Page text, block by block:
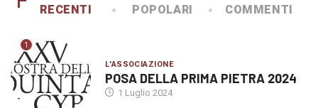
RECENTI POPOLARI COMMENTI
1
L'ASSOCIAZIONE
POSA DELLA PRIMA PIETRA 2024
1 Luglio 2024